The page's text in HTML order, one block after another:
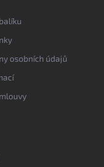
osobních údajů